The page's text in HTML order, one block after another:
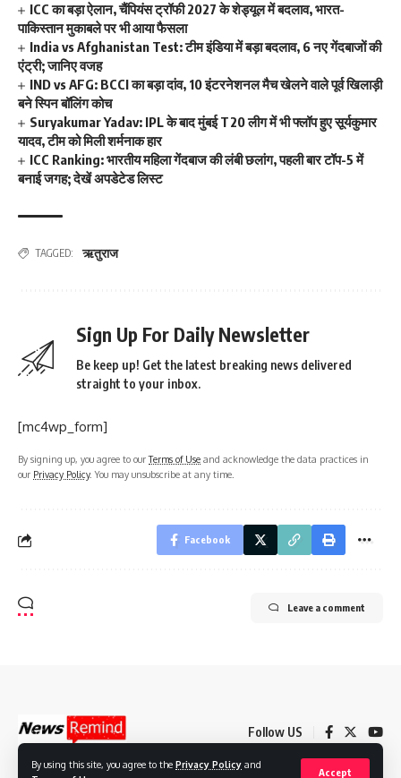
By using this site, you agree to the Privacy Policy and
Accept
ICC का बड़ा ऐलान, चैंपियंस ट्रॉफी 2027 के शेड्यूल में बदलाव, भारत-
पाकिस्तान मुकाबले पर भी आया फैसला
India vs Afghanistan Test: टीम इंडिया में बड़ा बदलाव, 6 नए गेंदबाजों की
एंट्री; जानिए वजह
IND vs AFG: BCCI का बड़ा दांव, 10 इंटरनेशनल मैच खेलने वाले पूर्व खिलाड़ी
बने स्पिन बॉलिंग कोच
Suryakumar Yadav: IPL के बाद मुंबई T20 लीग में भी फ्लॉप हुए सूर्यकुमार
यादव, टीम को मिली शर्मनाक हार
ICC Ranking: भारतीय महिला गेंदबाज की लंबी छलांग, पहली बार टॉप-5 में
बनाई जगह; देखें अपडेटेड लिस्ट
TAGGED: ऋतुराज
Sign Up For Daily Newsletter
Be keep up! Get the latest breaking news delivered
straight to your inbox.
[mc4wp_form]
By signing up, you agree to ourTerms of Use and acknowledge the data practices in
our Privacy Policy. You may unsubscribe at any time.
Facebook
Leave a comment
Follow US